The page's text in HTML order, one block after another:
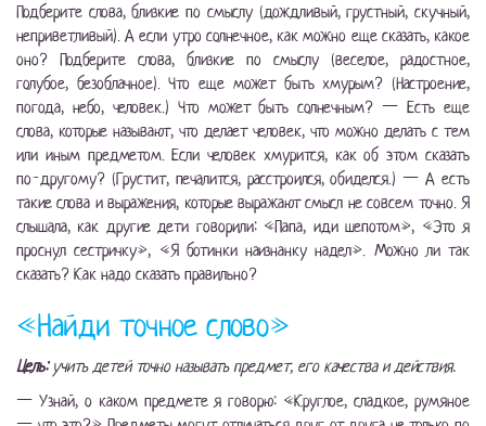
Подберите слова, близкие по смыслу (дождливый, грустный, скучный,
неприветливый). А если утро солнечное, как можно еще сказать, какое
оно? Подберите слова, близкие по смыслу (веселое, радостное,
голубое, безоблачное). Что еще может быть хмурым? (Настроение,
погода, небо, человек.) Что может быть солнечным? — Есть еще
слова, которые называют, что делает человек, что можно делать с тем
или иным предметом. Если человек хмурится, как об этом сказать
по-другому? (Грустит, печалится, расстроился, обиделся.) — А есть
такие слова и выражения, которые выражают смысл не совсем точно. Я
слышала, как другие дети говорили: «Папа, иди шепотом», «Это я
проснул сестричку», «Я ботинки наизнанку надел». Можно ли так
сказать? Как надо сказать правильно?
«Найди точное слово»
Цель: учить детей точно называть предмет, его качества и действия.
— Узнай, о каком предмете я говорю: «Круглое, сладкое, румяное